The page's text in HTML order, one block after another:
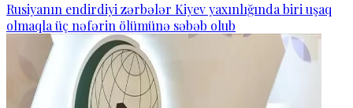
Rusiyanın endirdiyi zərbələr Kiyev yaxınlığında biri uşaq
olmaqla üç nəfərin ölümünə səbəb olub